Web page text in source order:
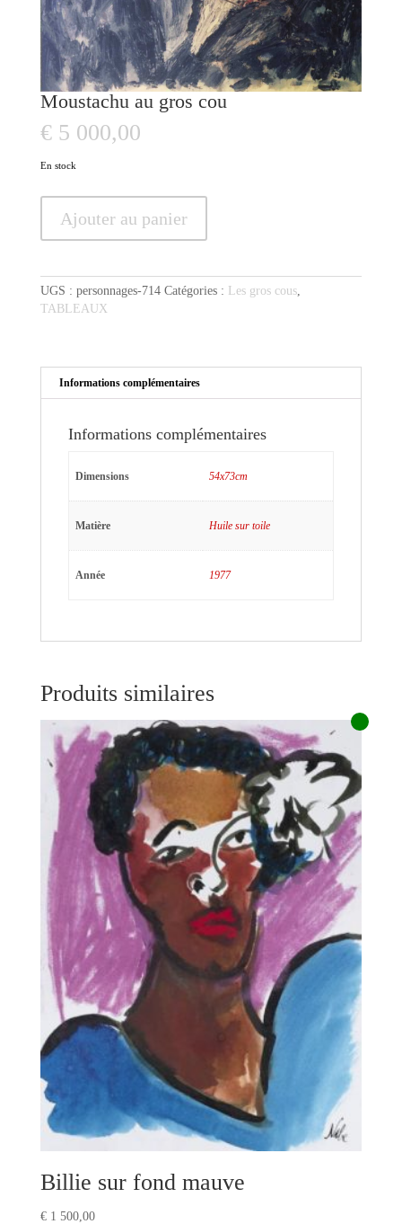
Moustachu au gros cou
€5 000,00
En stock
Moustachu
gros
cou
Ajouter au panier
UGS : personnages-714 Catégories : Les gros cous,
TABLEAUX
Informations complémentaires
Informations complémentaires
Dimensions 54x73cm
Matière Huile sur toile
Année 1977
Produits similaires
Billie sur fond mauve
€1 500,00